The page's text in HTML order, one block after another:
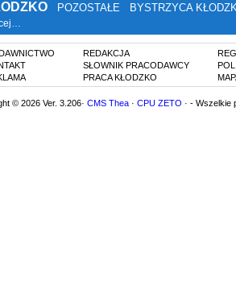
POZOSTAŁE BYSTRZYCA
REDAKCJA
SŁOWNIK PRACODAWCY
PRACA KŁODZKO
© 2026 Ver. 3.206· CMS Thea · CPU ZETO · - Wszelkie